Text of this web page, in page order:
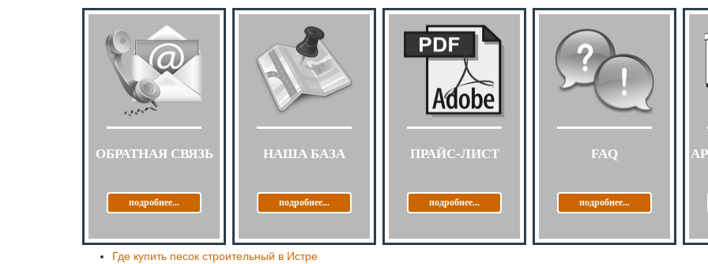
ОБРАТНАЯ СВЯЗЬ
подробнее...
НАША БАЗА
подробнее...
ПРАЙС-ЛИСТ
подробнее...
FAQ
подробнее...
Где купить песок строительный в Истре